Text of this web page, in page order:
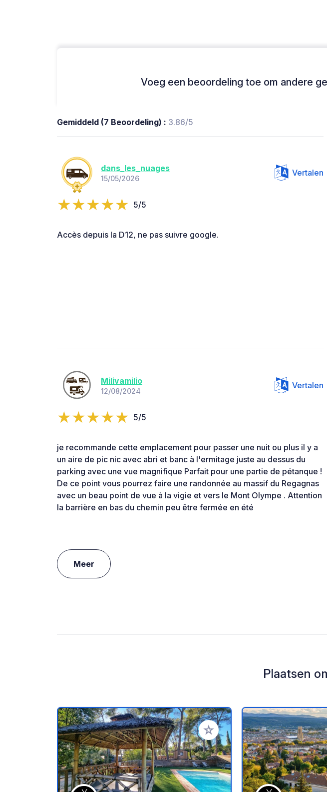
Voeg een beoordeling toe om andere
Gemiddeld (7 Beoordeling) : 3.86/5
dans_les_nuages
15/05/2026
Vertalen
5/5
Accès depuis la D12, ne pas suivre google.
Milivamilio
12/08/2024
Vertalen
5/5
je recommande cette emplacement pour passer une nuit ou plus il y a
un aire de pic nic avec abri et banc à l'ermitage juste au dessus du
parking avec une vue magnifique Parfait pour une partie de pétanque !
De ce point vous pourrez faire une randonnée au massif du Regagnas
avec un beau point de vue à la vigie et vers le Mont Olympe . Attention
la barrière en bas du chemin peu être fermée en été
Meer
Plaatsen
Voeg toe aan je favorieten